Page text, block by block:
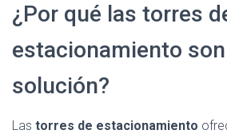
¿Por qué las torres
estacionamiento
solución?
Las torres de estacionamiento